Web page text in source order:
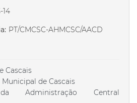
14
PT/CMCSC-AHMCSC/AACD
Cascais
de Cascais
Administração Central